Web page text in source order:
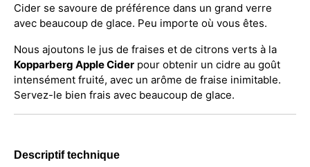
Cider se savoure de préférence dans un grand verre
avec beaucoup de glace. Peu importe où vous êtes.
Nous ajoutons le jus de fraises et de citrons verts à la
Kopparberg Apple Cider pour obtenir un cidre au goût
intensément fruité, avec un arôme de fraise inimitable.
Servez-le bien frais avec beaucoup de glace.
Descriptif technique